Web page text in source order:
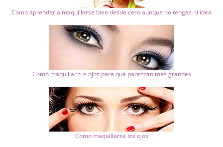
Como aprender a maquillarse bien desde cero aunque no tengas ni idea
Como maquillar tus ojos para que parezcan mas grandes
Como maquillarse los ojos